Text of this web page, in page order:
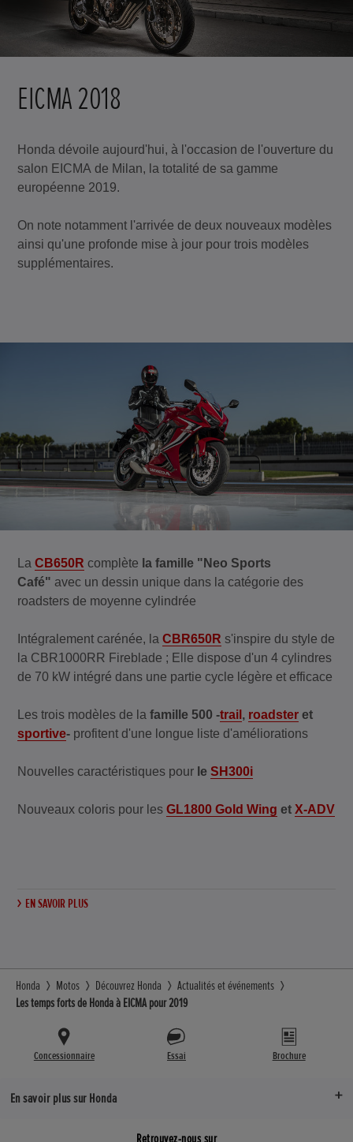
EICMA 2018
Honda dévoile aujourd'hui, à l'occasion de l'ouverture du
salon EICMA de Milan, la totalité de sa gamme
européenne 2019.
On note notamment l'arrivée de deux nouveaux modèles
ainsi qu'une profonde mise à jour pour trois modèles
supplémentaires.
LaCB650R complète la famille "Neo Sports
Café" avec un dessin unique dans la catégorie des
roadsters de moyenne cylindrée
Intégralement carénée, laCBR650R s'inspire du style de
la CBR1000RR Fireblade ; Elle dispose d'un 4 cylindres
de 70 kW intégré dans une partie cycle légère et efficace
Les trois modèles de lafamille 500 -trail , roadster et
sportive- profitent d'une longue liste d'améliorations
Nouvelles caractéristiques pour leSH300i
Nouveaux coloris pour les GL1800 Gold Wing etX-ADV
EN SAVOIR PLUS
Honda Motos Découvrez Honda
Actualités et événements
Les temps forts de Honda à EICMA pour 2019
Concessionnaire Essai Brochure
En savoir plus sur Honda